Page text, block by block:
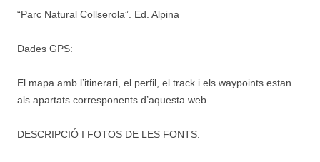
“Parc Natural Collserola”. Ed. Alpina
Dades GPS:
El mapa amb l’itinerari, el perfil, el track i els waypoints estan
als apartats corresponents d’aquesta web.
DESCRIPCIÓ I FOTOS DE LES FONTS: